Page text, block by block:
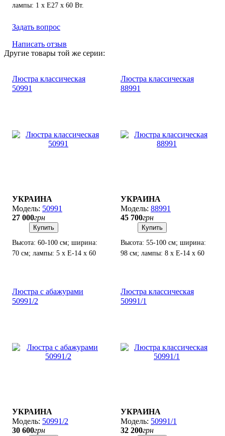
лампы: 1 х Е27 х 60 Вт.
Задать вопрос
Написать отзыв
Другие товары той же серии:
Люстра классическая
50991
УКРАИНА
50991
27 000грн
Купить
Высота: 60-100 см; ширина:
70 см; лампы: 5 х Е-14 х 60
Люстра классическая
88991
УКРАИНА
88991
45 700грн
Купить
Высота: 55-100 см; ширина:
98 см; лампы: 8 х Е-14 х 60
Люстра с абажурами
50991/2
УКРАИНА
50991/2
30 600грн
Люстра классическая
50991/1
УКРАИНА
50991/1
32 200грн